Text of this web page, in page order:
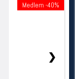
❯
Medlem -40%